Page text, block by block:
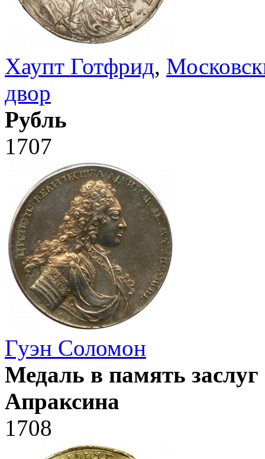
Хаупт Готфрид,
двор
Рубль
1707
Гуэн Соломон
Медаль в память
Апраксина
1708